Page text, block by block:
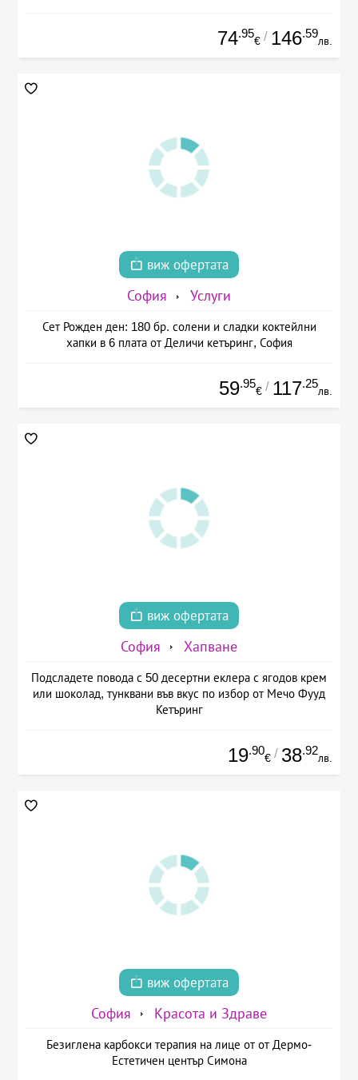
74.95
€ / 146.59
лв.
виж офертата
София Услуги
Сет Рожден ден: 180 бр. солени и сладки коктейлни
хапки в 6 плата от Деличи кетъринг, София
59.95
€ / 117.25
лв.
виж офертата
София Хапване
Подсладете повода с 50 десертни еклера с ягодов крем
или шоколад, тунквани във вкус по избор от Мечо Фууд
Кетъринг
19.90
€ / 38.92
лв.
виж офертата
София Красота и Здраве
Безиглена карбокси терапия на лице от от Дермо-
Естетичен център Симона